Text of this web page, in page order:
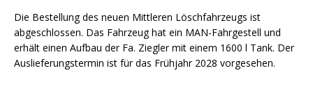
Die Bestellung des neuen Mittleren Löschfahrzeugs ist
abgeschlossen. Das Fahrzeug hat ein MAN-Fahrgestell und
erhält einen Aufbau der Fa. Ziegler mit einem 1600 l Tank. Der
Auslieferungstermin ist für das Frühjahr 2028 vorgesehen.